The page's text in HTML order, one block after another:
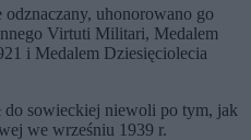
uhonorowano go
Virtuti Militari, Medalem
i Medalem Dziesięciolecia
do sowieckiej niewoli po tym, jak
we wrześniu 1939 r.